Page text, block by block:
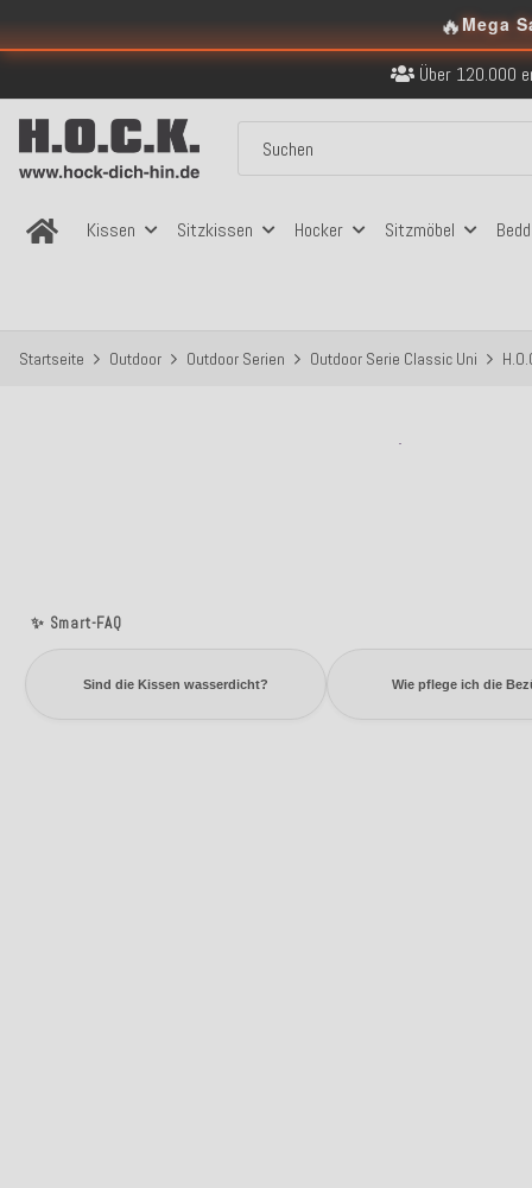
🔥Mega
Kostenloser Versand
Über 120.000
Kostenloser Versand
Sicher
Kissen
Sitzkissen Hocker Sitzmöbel
Startseite Outdoor Outdoor Serien Outdoor Serie Classic Uni
✨ Smart-FAQ
Sind die Kissen wasserdicht? Wie pflege ich die